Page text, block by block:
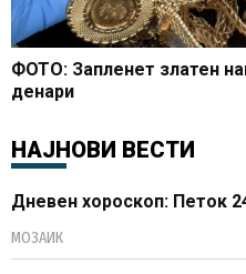
ФОТО: Запленет златен
денари
НАЈНОВИ ВЕСТИ
Дневен хороскоп: Петок
МОЗАИК